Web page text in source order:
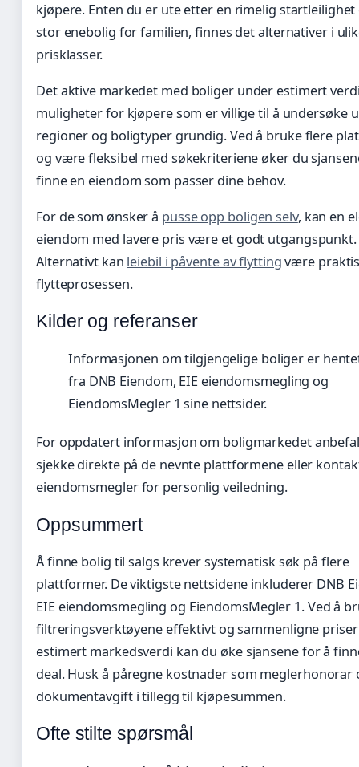
kjøpere. Enten du er ute etter en rimelig startleilighet
stor enebolig for familien, finnes det alternativer i
prisklasser.
Det aktive markedet med boliger under estimert
muligheter for kjøpere som er villige til å undersøke
regioner og boligtyper grundig. Ved å bruke flere
og være fleksibel med søkekriteriene øker du
finne en eiendom som passer dine behov.
For de som ønsker å pusse opp boligen selv, kan en
eiendom med lavere pris være et godt utgangspunkt.
Alternativt kan leiebil i påvente av flyttingvære
flytteprosessen.
Kilder og referanser
Informasjonen om tilgjengelige boliger er
fra DNB Eiendom, EIE eiendomsmegling og
EiendomsMegler 1 sine nettsider.
For oppdatert informasjon om boligmarkedet
sjekke direkte på de nevnte plattformene eller
eiendomsmegler for personlig veiledning.
Oppsummert
Å finne bolig til salgs krever systematisk søk på flere
plattformer. De viktigste nettsidene inkluderer DNB
EIE eiendomsmegling og EiendomsMegler 1. Ved å
filtreringsverktøyene effektivt og sammenligne
estimert markedsverdi kan du øke sjansene for å
deal. Husk å påregne kostnader som meglerhonorar
dokumentavgift i tillegg til kjøpesummen.
Ofte stilte spørsmål